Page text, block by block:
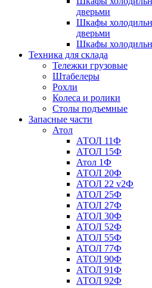
дверьми
Шкафы
дверьми
Шкафы
Техника для склада
Тележки грузовые
Штабелеры
Рохли
Колеса и ролики
Столы подъемные
Запасные части
Атол
АТОЛ 11Ф
АТОЛ 15Ф
Атол 1Ф
АТОЛ 20Ф
АТОЛ 22 v2Ф
АТОЛ 25Ф
АТОЛ 27Ф
АТОЛ 30Ф
АТОЛ 52Ф
АТОЛ 55Ф
АТОЛ 77Ф
АТОЛ 90Ф
АТОЛ 91Ф
АТОЛ 92Ф